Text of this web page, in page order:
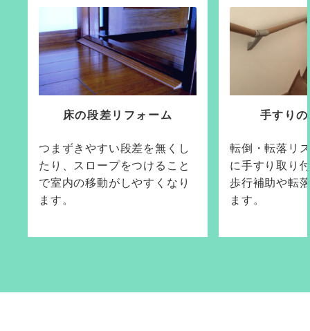
床の段差リフォーム
つまずきやすい段差を無くし
たり、スロープをつけること
で室内の移動がしやすくなり
ます。
手すり
転倒・転落リ
に手すり取り
歩行補助や転
ます。